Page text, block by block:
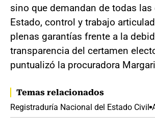
sino que demandan de todas
Estado, control y trabajo
plenas garantías frente a la
transparencia del certamen
puntualizó la procuradora
Temas relacionados
Registraduría Nacional del Estado Civil